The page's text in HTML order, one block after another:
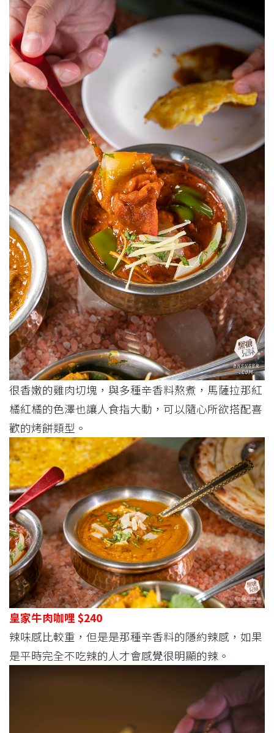
很香嫩的雞肉切塊，與多種辛香料熬煮，馬薩拉那紅
橘紅橘的色澤也讓人食指大動，可以隨心所欲搭配喜
歡的烤餅類型。
皇家牛肉咖哩 $240
辣味感比較重，但是是那種辛香料的隱約辣感，如果
是平時完全不吃辣的人才會感覺很明顯的辣。